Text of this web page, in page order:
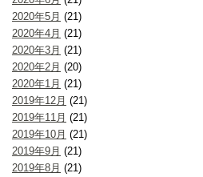
2020年5月 (21)
2020年4月 (21)
2020年3月 (21)
2020年2月 (20)
2020年1月 (21)
2019年12月 (21)
2019年11月 (21)
2019年10月 (21)
2019年9月 (21)
2019年8月 (21)